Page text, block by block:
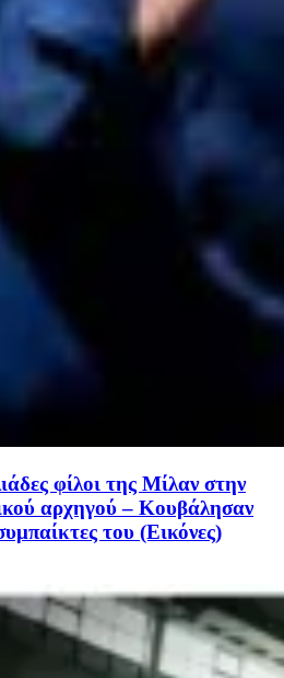
φίλοι της Μίλαν στην
αρχηγού – Κουβάλησαν
του (Εικόνες)